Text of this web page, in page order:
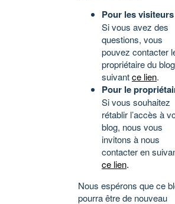
Pour les visiteurs
Si vous avez des
questions, vous
pouvez contacter
propriétaire du
suivantce lien.
Pour le
Si vous souhaitez
rétablir l’accès à
blog, nous vous
invitons à nous
contacter en
ce lien.
Nous espérons que ce
pourra être de nouveau